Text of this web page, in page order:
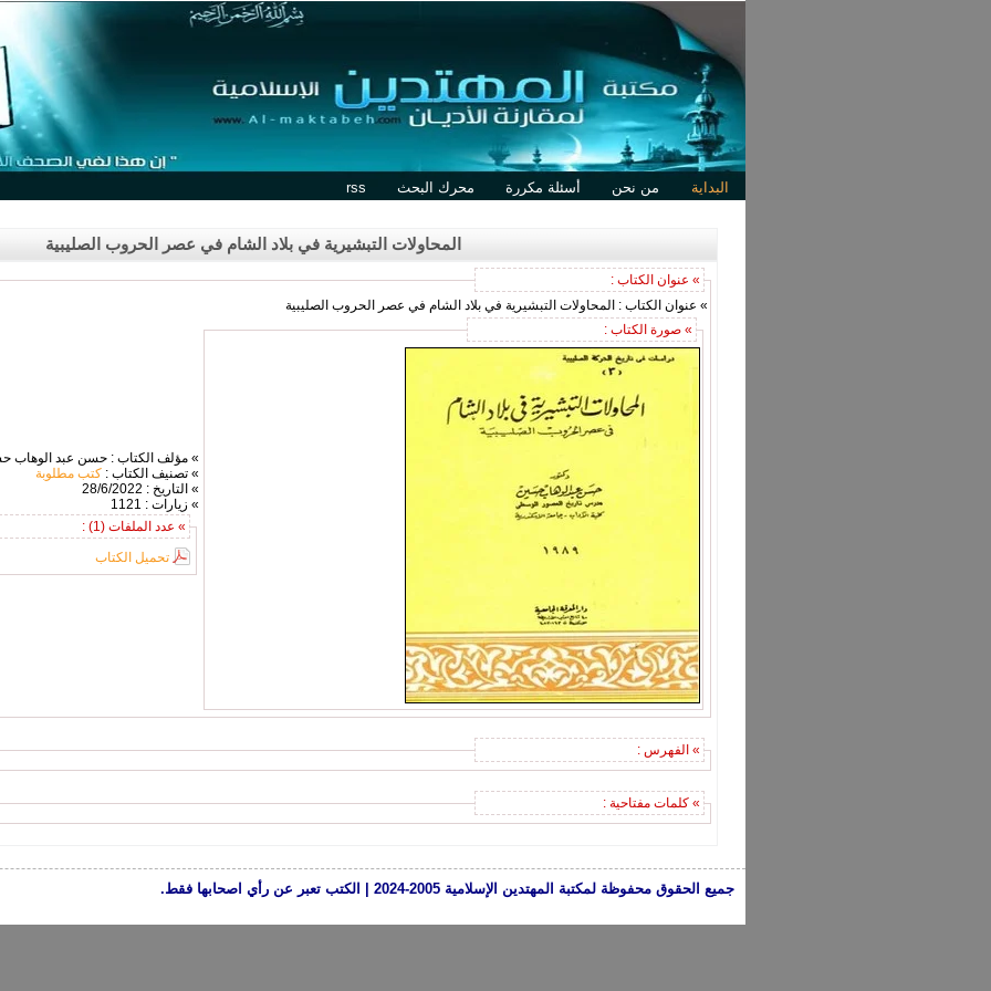
البداية من نحن أسئلة مكررة محرك البحث rss
المحاولات التبشيرية في بلاد الشام في عصر الحروب الصليبية
» عنوان الكتاب :
» عنوان الكتاب : المحاولات التبشيرية في بلاد الشام في عصر الحروب الصليبية
» صورة الكتاب :
» مؤلف الكتاب : حسن عبد الوهاب
» تصنيف الكتاب : كتب مطلوبة
» التاريخ : 28/6/2022
» زيارات : 1121
» عدد الملفات (1) :
تحميل الكتاب
» الفهرس :
» كلمات مفتاحية :
جميع الحقوق محفوظة لمكتبة المهتدين الإسلامية 2005-2024 | الكتب تعبر عن رأي اصحابها فقط.